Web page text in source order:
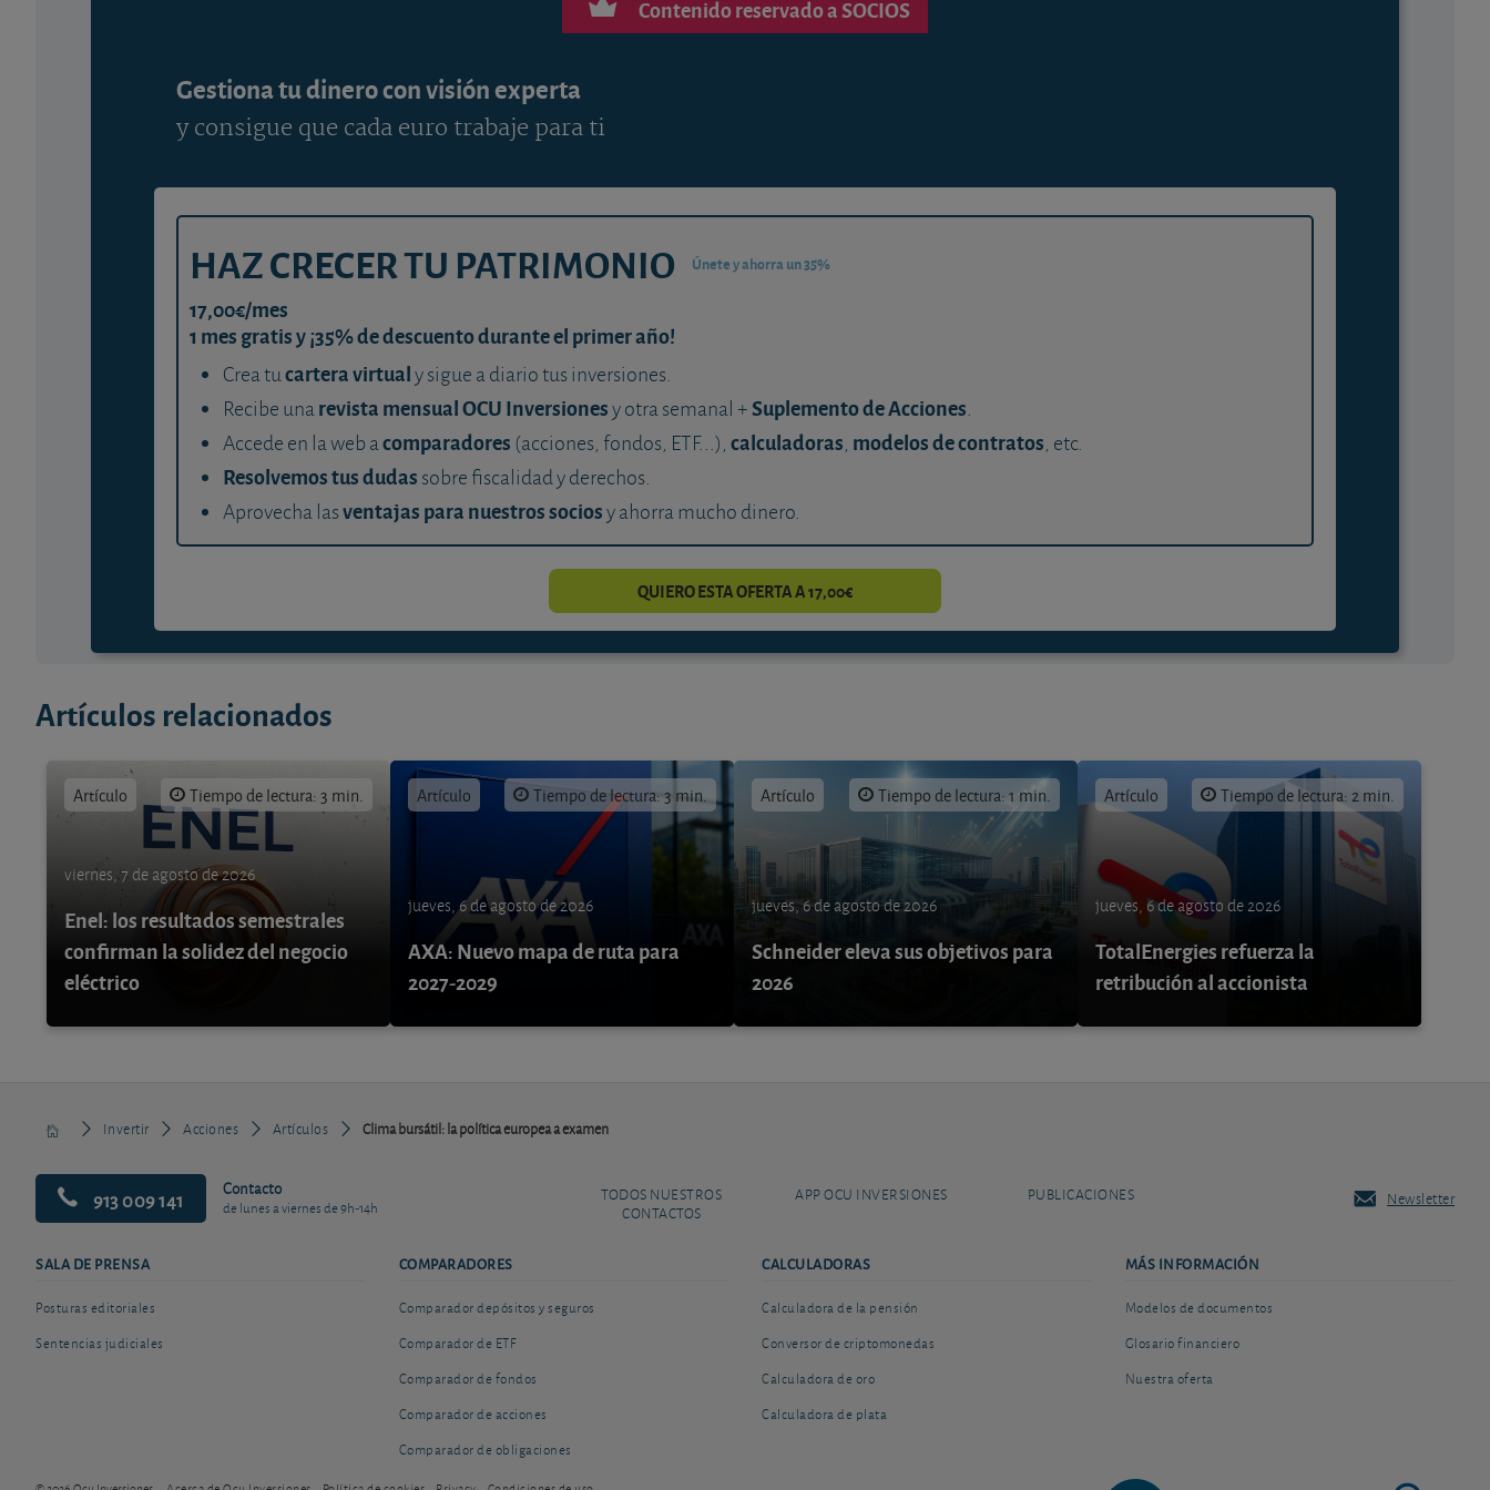
Contenido reservado a SOCIOS
Gestiona tu dinero con visión experta
y consigue que cada euro trabaje para ti
HAZ CRECER TU PATRIMONIO Únete y ahorra un 35%
17,00€/mes
1 mes gratis y ¡35% de descuento durante el primer año!
Crea tucartera virtualy sigue a diario tus inversiones.
Recibe unarevista mensual OCU Inversionesy otra semanal +Suplemento de Acciones.
Accede en la web acomparadores (acciones, fondos, ETF...), calculadoras, modelos de contratos, etc.
Resolvemos tus dudas sobre fiscalidad y derechos.
Aprovecha lasventajas para nuestros sociosy ahorra mucho dinero.
QUIERO ESTA OFERTA A 17,00€
Artículos relacionados
Artículo Tiempo de lectura: 3 min.
viernes, 7 de agosto de 2026
Enel: los resultados semestrales
confirman la solidez del negocio
eléctrico
Artículo Tiempo de lectura: 3 min.
jueves, 6 de agosto de 2026
AXA: Nuevo mapa de ruta para
2027-2029
Artículo Tiempo de lectura: 1 min.
jueves, 6 de agosto de 2026
Schneider eleva sus objetivos para
2026
Artículo Tiempo de lectura: 2 min.
jueves, 6 de agosto de 2026
TotalEnergies refuerza la
retribución al accionista
Invertir Acciones Artículos Clima bursátil: la política europea a examen
913 009 141 Contacto
de lunes a viernes de 9h-14h
TODOS NUESTROS
CONTACTOS
APP OCU INVERSIONES PUBLICACIONES Newsletter
SALA DE PRENSA
Posturas editoriales
Sentencias judiciales
COMPARADORES
Comparador depósitos y seguros
Comparador de ETF
Comparador de fondos
Comparador de acciones
Comparador de obligaciones
CALCULADORAS
Calculadora de la pensión
Conversor de criptomonedas
Calculadora de oro
Calculadora de plata
MÁS INFORMACIÓN
Modelos de documentos
Glosario financiero
Nuestra oferta